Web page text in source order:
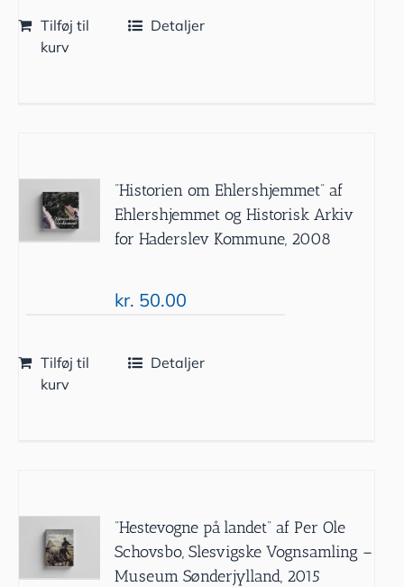
Tilføj til
kurv
Detaljer
”Historien om Ehlershjemmet” af
Ehlershjemmet og Historisk Arkiv
for Haderslev Kommune, 2008
kr. 50.00
Tilføj til
kurv
Detaljer
”Hestevogne på landet” af Per Ole
Schovsbo, Slesvigske Vognsamling –
Museum Sønderjylland, 2015